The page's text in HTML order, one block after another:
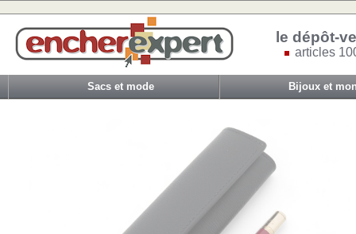
le dépôt-
articles
Sacs et mode Bijoux et